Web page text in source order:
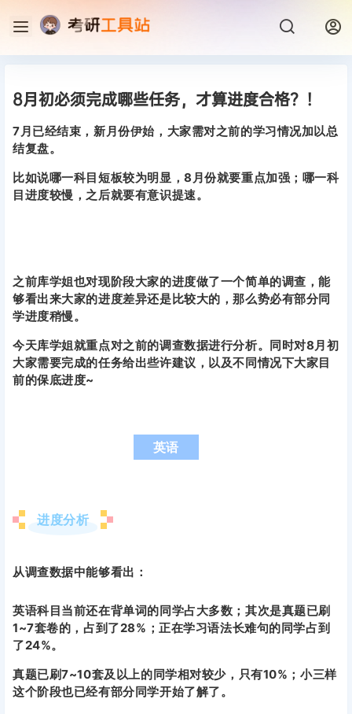
8月初必须完成哪些任务，才算进度合格？！
7月已经结束，新月份伊始，大家需对之前的学习情况加以总
结复盘。
比如说哪一科目短板较为明显，8月份就要重点加强；哪一科
目进度较慢，之后就要有意识提速。
之前库学姐也对现阶段大家的进度做了一个简单的调查，能
够看出来大家的进度差异还是比较大的，那么势必有部分同
学进度稍慢。
今天库学姐就重点对之前的调查数据进行分析。同时对8月初
大家需要完成的任务给出些许建议，以及不同情况下大家目
前的保底进度~
英语
进度分析
从调查数据中能够看出：
英语科目当前还在背单词的同学占大多数；其次是真题已刷
1~7套卷的，占到了28%；正在学习语法长难句的同学占到
了24%。
真题已刷7~10套及以上的同学相对较少，只有10%；小三样
这个阶段也已经有部分同学开始了解了。